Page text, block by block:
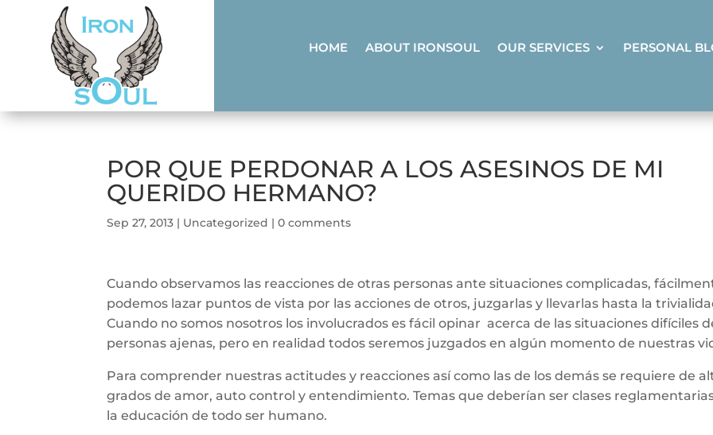
HOME ABOUT IRONSOUL OUR SERVICES PERSONAL
POR QUE PERDONAR A LOS ASESINOS DE MI
QUERIDO HERMANO?
Sep 27, 2013 | Uncategorized |0 comments
Cuando observamos las reacciones de otras personas ante situaciones complicadas,
podemos lazar puntos de vista por las acciones de otros, juzgarlas y llevarlas hasta la
Cuando no somos nosotros los involucrados es fácil opinar acerca de las situaciones difíciles
personas ajenas, pero en realidad todos seremos juzgados en algún momento de nuestras
Para comprender nuestras actitudes y reacciones así como las de los demás se requiere de
grados de amor, auto control y entendimiento. Temas que deberían ser clases
la educación de todo ser humano.